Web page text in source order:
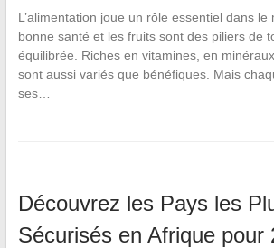
L’alimentation joue un rôle essentiel dans le
bonne santé et les fruits sont des piliers de
équilibrée. Riches en vitamines, en
sont aussi variés que bénéfiques. Mais
ses…
Découvrez les Pays les
Sécurisés en Afrique pour